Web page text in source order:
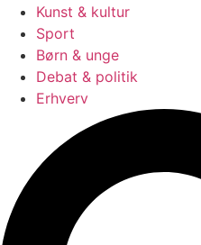
Kunst & kultur
Sport
Børn & unge
Debat & politik
Erhverv